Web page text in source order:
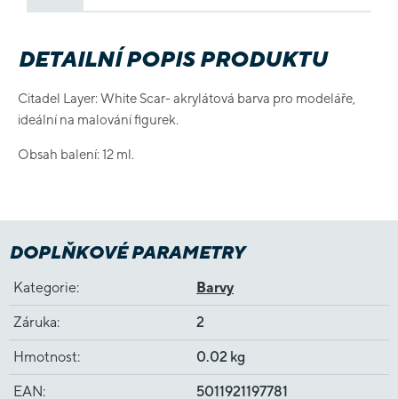
DETAILNÍ POPIS PRODUKTU
Citadel Layer: White Scar- akrylátová barva pro modeláře,
ideální na malování figurek.
Obsah balení: 12 ml.
DOPLŇKOVÉ PARAMETRY
Kategorie: Barvy
Záruka: 2
Hmotnost: 0.02 kg
EAN: 5011921197781